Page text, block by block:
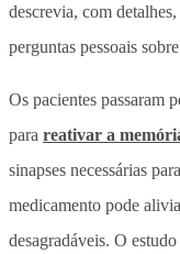
descrevia, com
perguntas pessoais
Os pacientes passaram
para reativar a
sinapses necessárias
medicamento pode
desagradáveis. O